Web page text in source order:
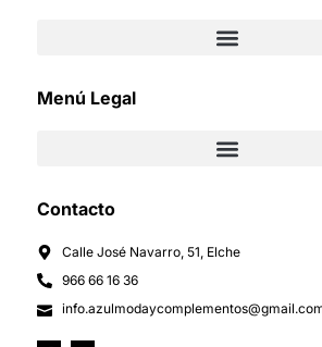
Menú Legal
Contacto
Calle José Navarro, 51, Elche
966 66 16 36